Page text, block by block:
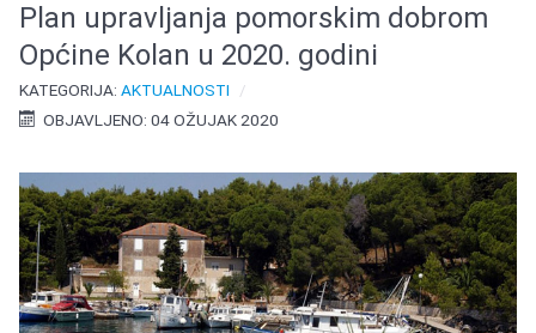
Plan upravljanja pomorskim dobrom
Općine Kolan u 2020. godini
KATEGORIJA:AKTUALNOSTI
OBJAVLJENO: 04 OŽUJAK 2020